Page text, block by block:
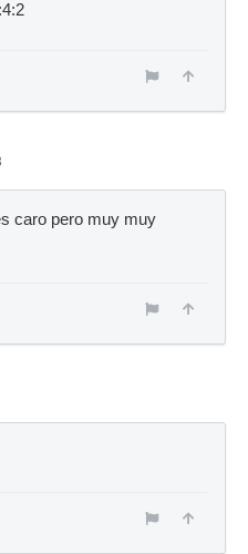
caro pero muy muy